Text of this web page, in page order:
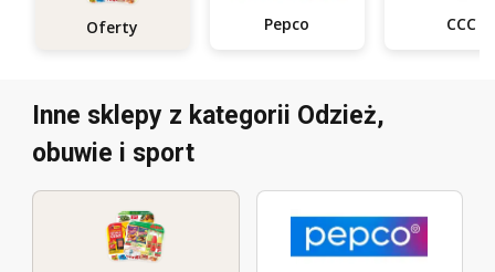
Oferty Pepco CCC
Inne sklepy z kategorii Odzież,
obuwie i sport